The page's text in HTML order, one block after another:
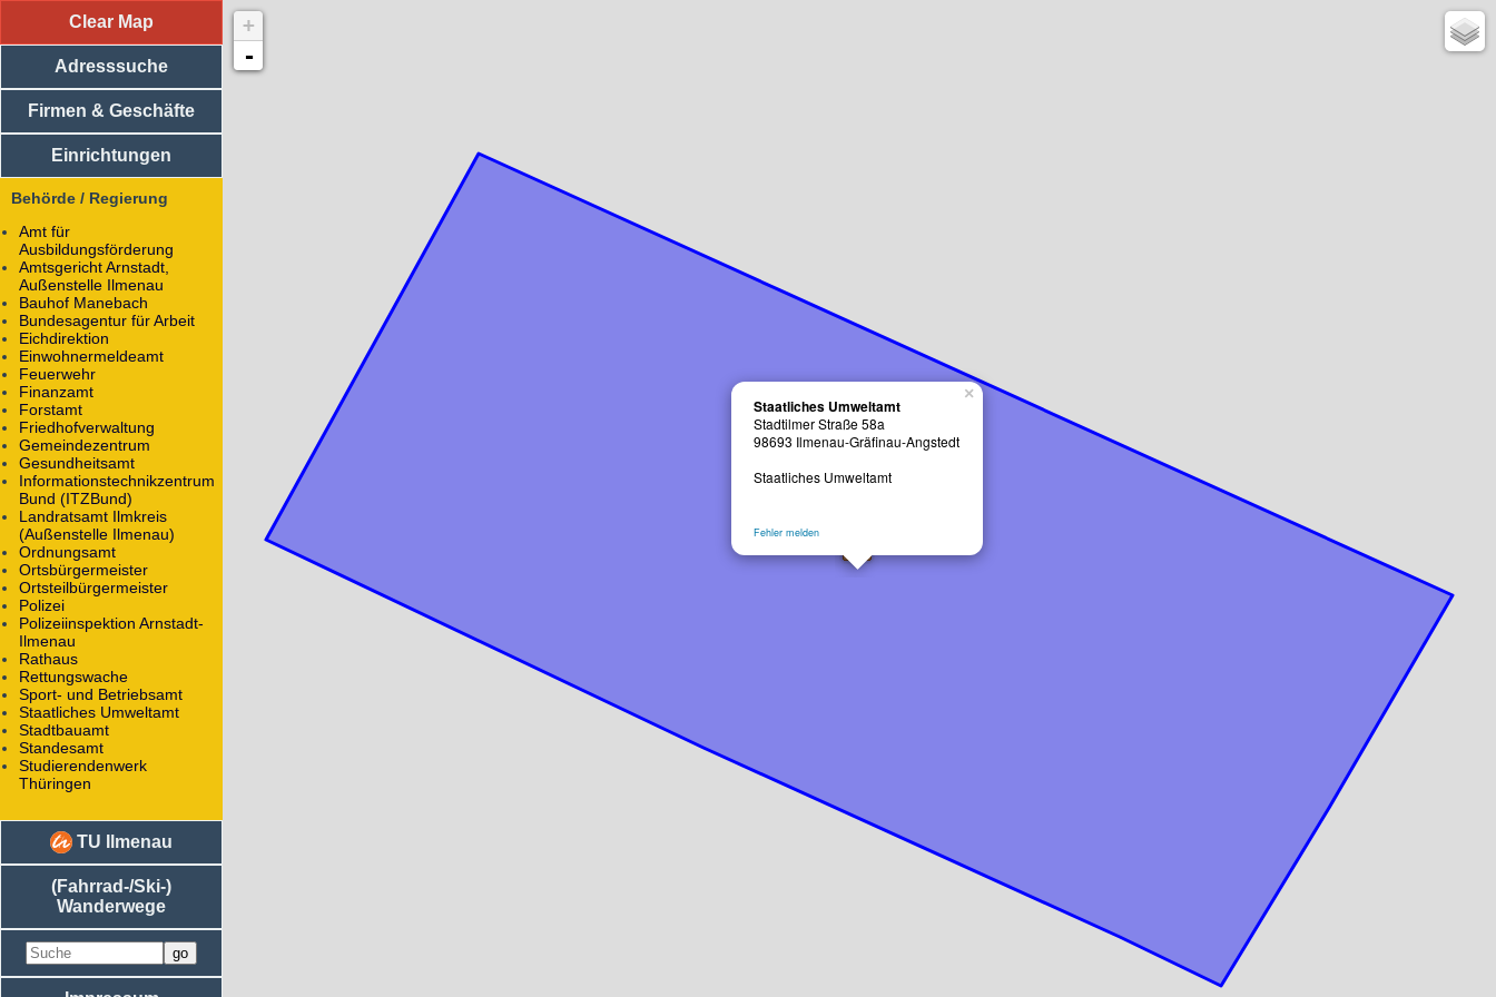
Adresssuche
Vereine
Medizinische Einrichtungen
Religiöse Einrichtungen
Sportliche Einrichtungen
Einkaufsläden
Handwerker / Dienstleister
Bildungseinrichtungen
Essen
Unterkunft
Regierung / Behörden
Staatliches Umweltamt
Stadtilmer Straße 58a
98693 Ilmenau-Gräfinau-Angstedt
Staatliches Umweltamt
Staatliches Umweltamt
Technische Universität Ilmenau
(Rad-/Ski-/Reit-) Wanderwege
Clear Map
Adresssuche
Firmen & Geschäfte
Einrichtungen
Behörde / Regierung
Amt für
Ausbildungsförderung
Amtsgericht Arnstadt,
Außenstelle Ilmenau
Bauhof Manebach
Bundesagentur für Arbeit
Eichdirektion
Einwohnermeldeamt
Feuerwehr
Finanzamt
Forstamt
Friedhofverwaltung
Gemeindezentrum
Gesundheitsamt
Informationstechnikzentrum
Bund (ITZBund)
Landratsamt Ilmkreis
(Außenstelle Ilmenau)
Ordnungsamt
Ortsbürgermeister
Ortsteilbürgermeister
Polizei
Polizeiinspektion Arnstadt-
Ilmenau
Rathaus
Rettungswache
Sport- und Betriebsamt
Staatliches Umweltamt
Stadtbauamt
Standesamt
Studierendenwerk
Thüringen
TU Ilmenau
(Fahrrad-/Ski-)
Wanderwege
×
Staatliches Umweltamt
Stadtilmer Straße 58a
98693 Ilmenau-Gräfinau-Angstedt
Staatliches Umweltamt
Fehler melden
+
-